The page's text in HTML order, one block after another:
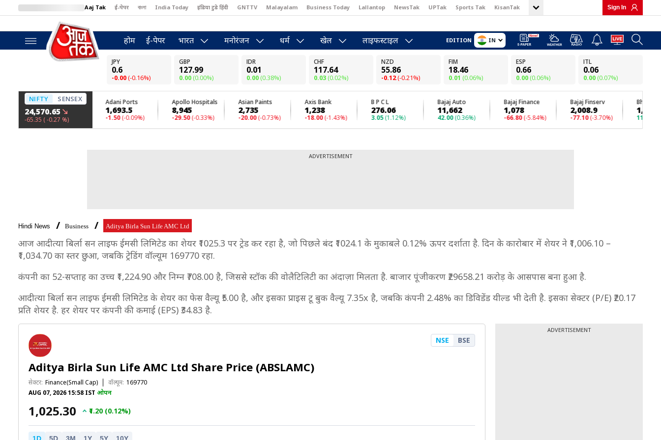
Aaj Tak ई-पेपर বাংলা India Today इंडिया टुडे हिंदी GNTTV Malayalam Business Today Lallantop NewsTak UPTak Sports Tak KisanTak
BT Bazaar
Sign In
होम ई-पेपर भारत मनोरंजन धर्म खेल लाइफस्टाइल EDITION IN
ADVERTISEMENT
Hindi News Business Aditya Birla Sun Life AMC Ltd
आज आदीत्या बिर्ला सन लाइफ ईमसी लिमिटेड का शेयर ₹1025.3 पर ट्रेड कर रहा है, जो पिछले बंद ₹1024.1 के मुकाबले 0.12% ऊपर दर्शाता है. दिन के कारोबार में शेयर ने ₹1,006.10 –
₹1,034.70 का स्तर छुआ, जबकि ट्रेडिंग वॉल्यूम 169770 रहा.
कंपनी का 52-सप्ताह का उच्च ₹1,224.90 और निम्न ₹708.00 है, जिससे स्टॉक की वोलैटिलिटी का अंदाज़ा मिलता है. बाजार पूंजीकरण ₹29658.21 करोड़ के आसपास बना हुआ है.
आदीत्या बिर्ला सन लाइफ ईमसी लिमिटेड के शेयर का फेस वैल्यू ₹5.00 है, और इसका प्राइस टू बुक वैल्यू 7.35x है, जबकि कंपनी 2.48% का डिविडेंड यील्ड भी देती है. इसका सेक्टर (P/E) ₹20.17
प्रति शेयर है. हर शेयर पर कंपनी की कमाई (EPS) ₹34.83 है.
Aditya Birla Sun Life AMC Ltd Share Price (ABSLAMC)
सेक्टर: Finance(Small Cap) वॉल्यूम: 169770
AUG 07, 2026 15:58 IST ओपन
NSE BSE
₹1,025.30 ₹1.20 (0.12%)
ADVERTISEMENT